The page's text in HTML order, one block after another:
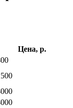
Цена, р.